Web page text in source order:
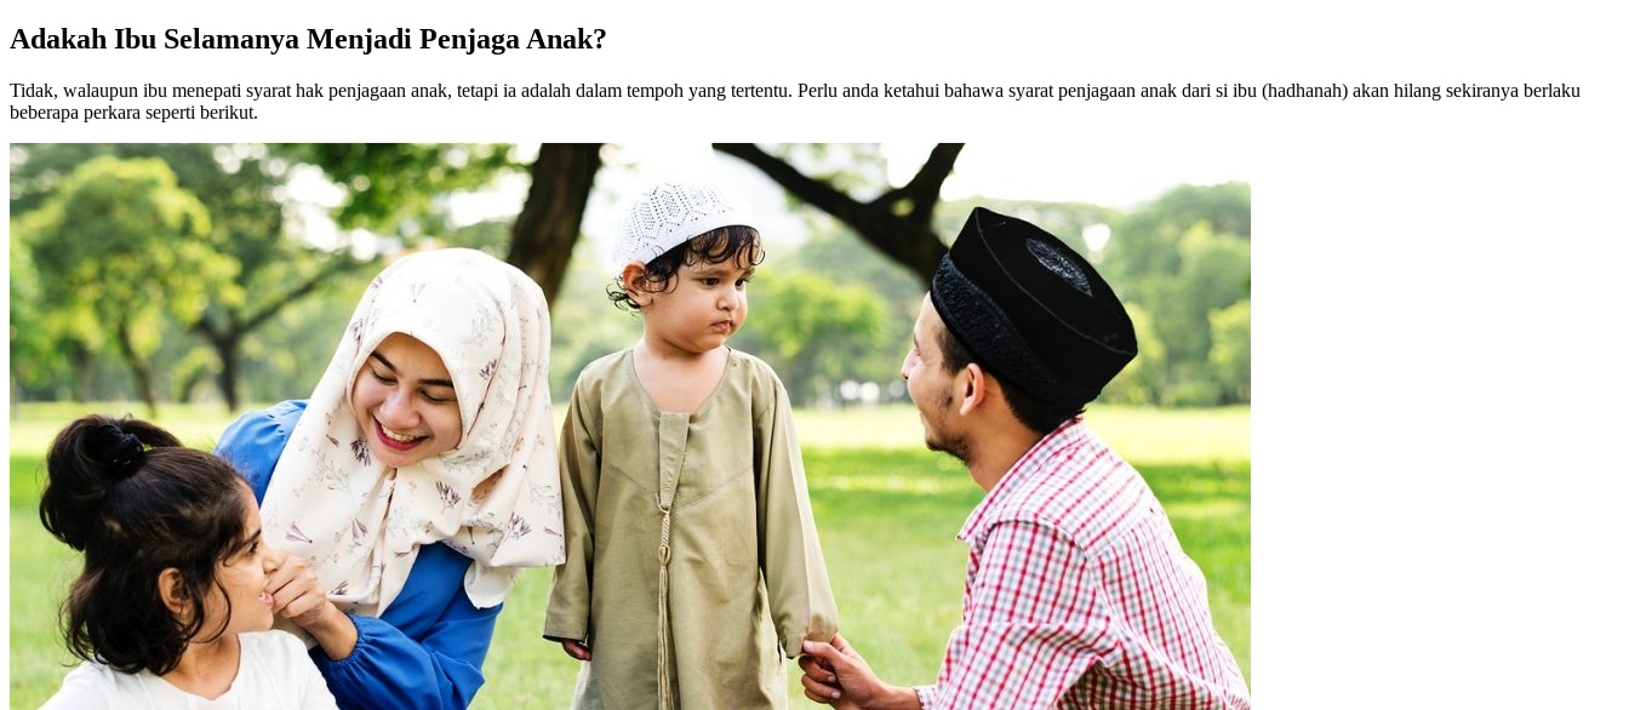
Adakah Ibu Selamanya Menjadi Penjaga Anak?
Tidak, walaupun ibu menepati syarat hak penjagaan anak, tetapi ia adalah dalam tempoh yang tertentu. Perlu anda ketahui bahawa syarat penjagaan anak dari si ibu (hadhanah) akan hilang sekiranya berlaku
beberapa perkara seperti berikut.